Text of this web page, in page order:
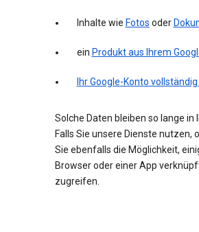
Inhalte wie Fotos oder
ein Produkt aus Ihrem
Ihr Google-Konto
Solche Daten bleiben so lange
Falls Sie unsere Dienste nutzen,
Sie ebenfalls die Möglichkeit,
Browser oder einer App
zugreifen.